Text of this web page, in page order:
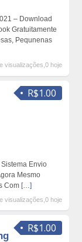
– Download
Gratuitamente
Pequnenas
visualizações,0 hoje
R$1.00
Envio
Mesmo
Com […]
visualizações,0 hoje
R$1.00